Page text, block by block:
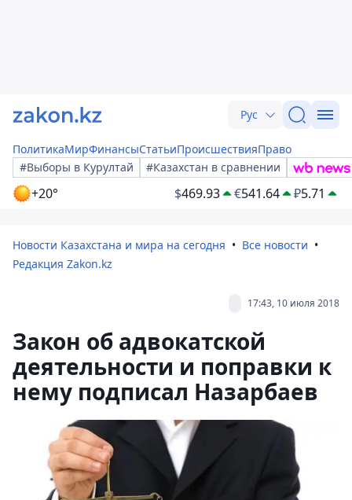
Рус
ПолитикаМирФинансыСтатьиПроисшествияПраво
#Выборы в Курултай
#Казахстан в сравнении
+20° $469.93 €541.64 ₽5.71
Новости Казахстана и мира на сегодня
Все новости
Редакция Zakon.kz
17:43, 10 июля 2018
Закон об адвокатской
деятельности и поправки к
нему подписал Назарбаев